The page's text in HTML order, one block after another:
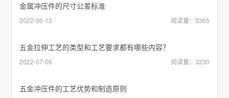
金属冲压件的尺寸公差标准
2022-06-13 阅读量：3365
五金拉伸工艺的类型和工艺要求都有哪些内容？
2022-07-06 阅读量：3230
五金冲压件的工艺优势和制造原则